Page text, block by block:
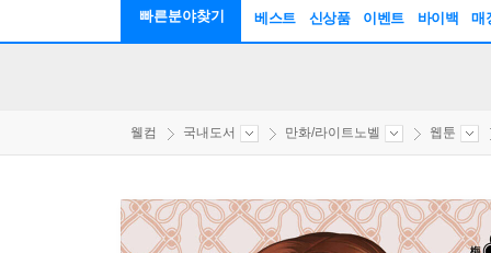
빠른분야찾기 베스트 신상품 이벤트 바이백 매
웰컴 국내도서 만화/라이트노벨 웹툰